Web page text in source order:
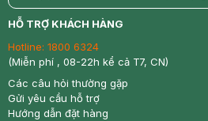
return nowfree
HỖ TRỢ KHÁCH HÀNG
Hotline: 1800 6324
(Miễn phí , 08-22h kể cả T7, CN)
Các câu hỏi thường gặp
Gửi yêu cầu hỗ trợ
Hướng dẫn đặt hàng